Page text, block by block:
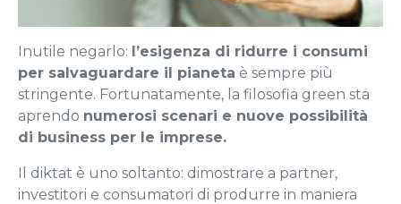
Inutile negarlo: l’esigenza di ridurre i consumi
per salvaguardare il pianeta è sempre più
stringente. Fortunatamente, la filosofia green sta
aprendo numerosi scenari e nuove possibilità
di business per le imprese.
Il diktat è uno soltanto: dimostrare a partner,
investitori e consumatori di produrre in maniera